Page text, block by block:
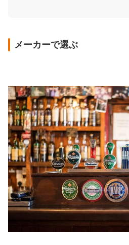
メーカーで選ぶ